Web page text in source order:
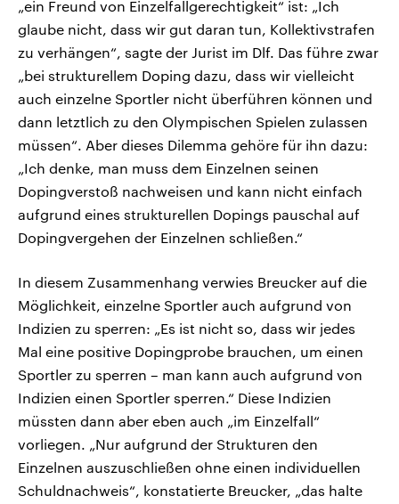
„ein Freund von Einzelfallgerechtigkeit“ ist: „Ich
glaube nicht, dass wir gut daran tun, Kollektivstrafen
zu verhängen“, sagte der Jurist im Dlf. Das führe zwar
„bei strukturellem Doping dazu, dass wir vielleicht
auch einzelne Sportler nicht überführen können und
dann letztlich zu den Olympischen Spielen zulassen
müssen“. Aber dieses Dilemma gehöre für ihn dazu:
„Ich denke, man muss dem Einzelnen seinen
Dopingverstoß nachweisen und kann nicht einfach
aufgrund eines strukturellen Dopings pauschal auf
Dopingvergehen der Einzelnen schließen.“
In diesem Zusammenhang verwies Breucker auf die
Möglichkeit, einzelne Sportler auch aufgrund von
Indizien zu sperren: „Es ist nicht so, dass wir jedes
Mal eine positive Dopingprobe brauchen, um einen
Sportler zu sperren – man kann auch aufgrund von
Indizien einen Sportler sperren.“ Diese Indizien
müssten dann aber eben auch „im Einzelfall“
vorliegen. „Nur aufgrund der Strukturen den
Einzelnen auszuschließen ohne einen individuellen
Schuldnachweis“, konstatierte Breucker, „das halte